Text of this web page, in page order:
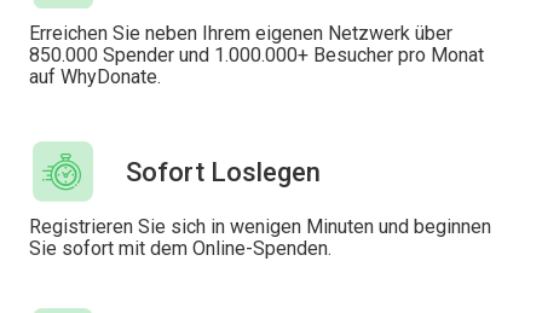
Erreichen Sie neben Ihrem eigenen Netzwerk über
850.000 Spender und 1.000.000+ Besucher pro Monat
auf WhyDonate.
Sofort Loslegen
Registrieren Sie sich in wenigen Minuten und beginnen
Sie sofort mit dem Online-Spenden.